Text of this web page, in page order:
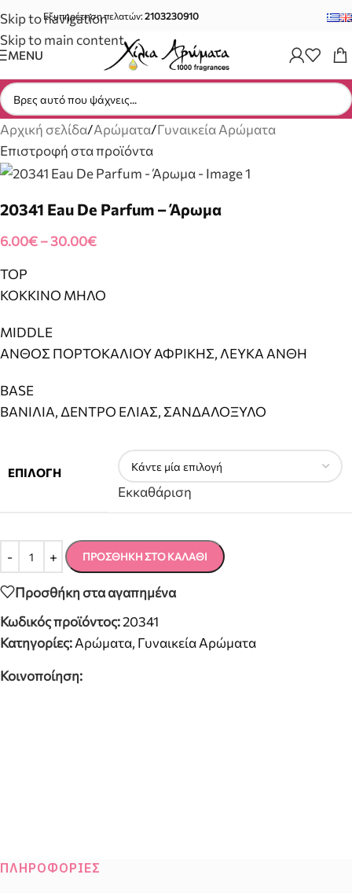
Skip to navigation
Skip to main content
Εξυπηρέτηση πελατών:2103230910
MENU
Αρχική σελίδα/Αρώματα/Γυναικεία Αρώματα
Επιστροφή στα προϊόντα
20341 Eau De Parfum – Άρωμα
6.00€–30.00€
TOP
ΚΟΚΚΙΝΟ ΜΗΛΟ
MIDDLE
ΑΝΘΟΣ ΠΟΡΤΟΚΑΛΙΟΥ ΑΦΡΙΚΗΣ, ΛΕΥΚΑ ΑΝΘΗ
BASE
ΒΑΝΙΛΙΑ, ΔΕΝΤΡΟ ΕΛΙΑΣ, ΣΑΝΔΑΛΟΞΥΛΟ
ΕΠΙΛΟΓΉ
Εκκαθάριση
ΠΡΟΣΘΉΚΗ ΣΤΟ ΚΑΛΆΘΙ
Προσθήκη στα αγαπημένα
Κωδικός προϊόντος:20341
Κατηγορίες:Αρώματα, Γυναικεία Αρώματα
Κοινοποίηση:
ΠΛΗΡΟΦΟΡΊΕΣ